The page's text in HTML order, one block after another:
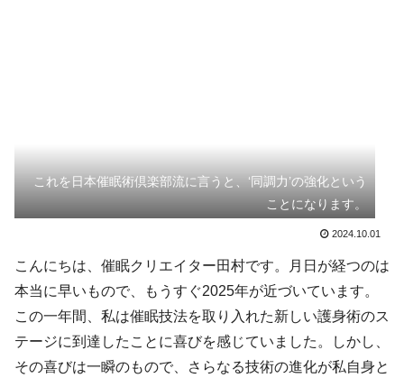
これを日本催眠術倶楽部流に言うと、‘同調力’の強化という
ことになります。
2024.10.01
こんにちは、催眠クリエイター田村です。月日が経つのは
本当に早いもので、もうすぐ2025年が近づいています。
この一年間、私は催眠技法を取り入れた新しい護身術のス
テージに到達したことに喜びを感じていました。しかし、
その喜びは一瞬のもので、さらなる技術の進化が私自身と